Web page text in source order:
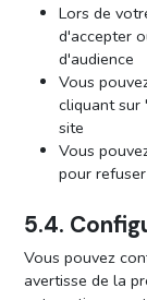
Lors de
d'accepter
d'audience
Vous
cliquant sur
site
Vous
pour
5.4.
Vous pouvez
avertisse de la